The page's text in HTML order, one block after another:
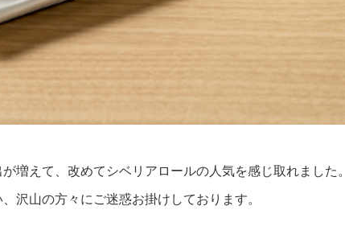
増えて、改めてシベリアロールの人気を感じ取れました。
沢山の方々にご迷惑お掛けしております。